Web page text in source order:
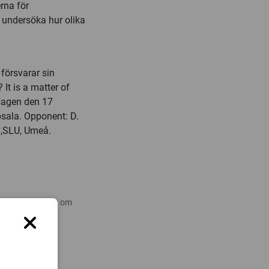
för
hur olika
sin
It is a matter of
den 17
Opponent: D.
Umeå.
forskning om